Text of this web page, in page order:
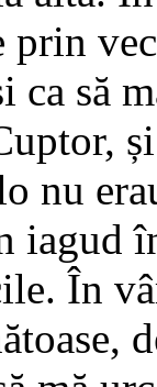
prin
să
nu
iagud
În